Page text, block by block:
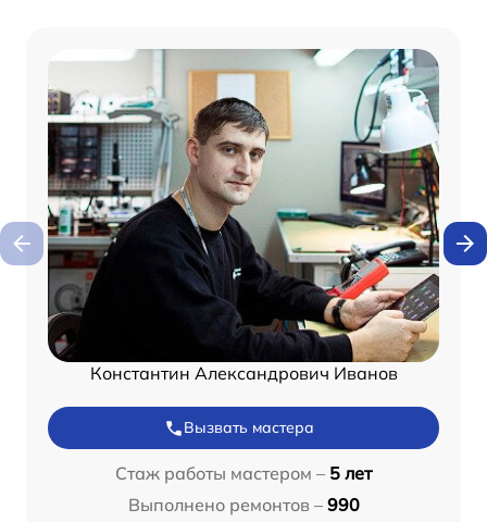
Константин Александрович Иванов
Вызвать мастера
Стаж работы мастером – 5 лет
Выполнено ремонтов – 990